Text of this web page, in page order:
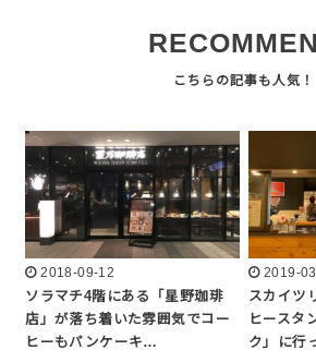
2018-09-12
ソラマチ4階にある「星野珈琲
店」が落ち着いた雰囲気でコー
ヒーもパンケーキ…
2019-
スカイツ
ヒースタ
ク」に行